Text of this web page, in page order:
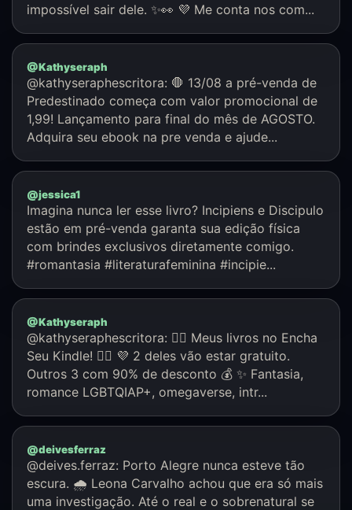
impossível sair dele. ✨👀 💜 Me conta nos com...
@Kathyseraph
@kathyseraphescritora: 🛑 13/08 a pré-venda de
Predestinado começa com valor promocional de
1,99! Lançamento para final do mês de AGOSTO.
Adquira seu ebook na pre venda e ajude...
@jessica1
Imagina nunca ler esse livro? Incipiens e Discipulo
estão em pré-venda garanta sua edição física
com brindes exclusivos diretamente comigo.
#romantasia #literaturafeminina #incipie...
@Kathyseraph
@kathyseraphescritora: 🏳️‍🌈 Meus livros no Encha
Seu Kindle! 🏳️‍🌈 💜 2 deles vão estar gratuito.
Outros 3 com 90% de desconto 💰 ✨ Fantasia,
romance LGBTQIAP+, omegaverse, intr...
@deivesferraz
@deives.ferraz: Porto Alegre nunca esteve tão
escura. 🌧️ Leona Carvalho achou que era só mais
uma investigação. Até o real e o sobrenatural se